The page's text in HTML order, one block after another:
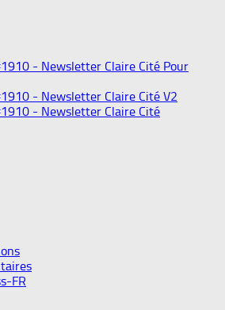
- Newsletter Claire Cité Pour
- Newsletter Claire Cité V2
- Newsletter Claire Cité
FR